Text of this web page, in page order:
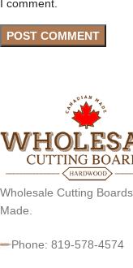
I comment.
Wholesale Cutting
Made.
Phone: 819-578-4574